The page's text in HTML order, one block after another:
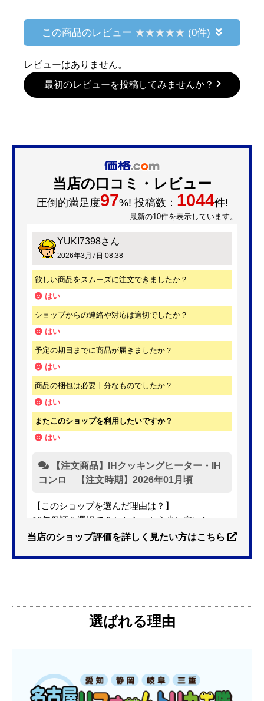
この商品のレビュー (0件)
レビューはありません。
最初のレビューを投稿してみませんか？
当店の口コミ・レビュー
圧倒的満足度97%! 投稿数： 1044件!
最新の10件を表示しています。
YUKI7398さん
2026年3月7日 08:38
欲しい商品をスムーズに注文できましたか？
はい
ショップからの連絡や対応は適切でしたか？
はい
予定の期日までに商品が届きましたか？
はい
商品の梱包は必要十分なものでしたか？
はい
またこのショップを利用したいですか？
はい
【注文商品】IHクッキングヒーター・IH
コンロ 【注文時期】2026年01月頃
【このショップを選んだ理由は？】
10年保証を選択できたから。もう少し安いショッ
プも有ったが、5年保証しかなかった。
【その他感想・コメント】
ものおきものおきさん
2025年12月26日 18:45
当店のショップ評価を詳しく見たい方はこちら
選ばれる理由